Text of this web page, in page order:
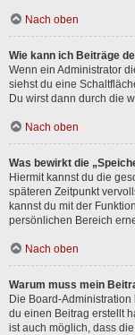
Nach oben
Wie kann ich Beiträge
Wenn ein Administrator
siehst du eine
Du wirst dann durch die
Nach oben
Was bewirkt die
Hiermit kannst du die
späteren Zeitpunkt
kannst du mit der
persönlichen Bereich
Nach oben
Warum muss mein
Die Board-
du einen Beitrag erstellt
ist auch möglich, dass